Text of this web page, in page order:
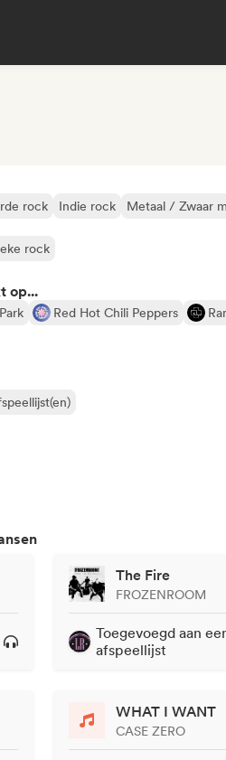
rock Indie rock Metaal / Zwaar
rock
op...
Red Hot Chili Peppers
The Fire
FROZENROOM
Toegevoegd aan
afspeellijst
WHAT I WANT
CASE ZERO